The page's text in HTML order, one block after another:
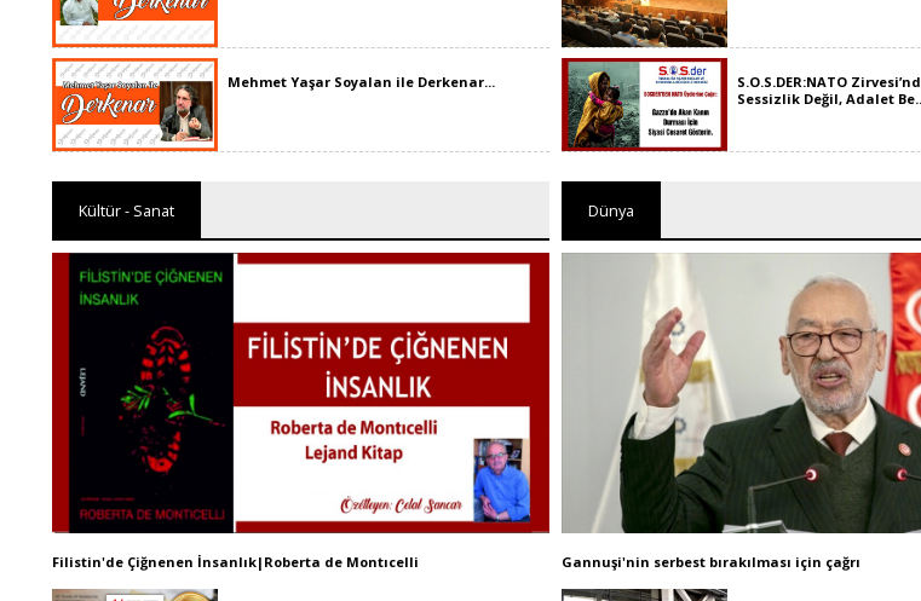
Mehmet Yaşar Soyalan ile Derkenar...
S.O.S.DER:NATO
Sessizlik Değil, Adalet Be..
Kültür - Sanat
Filistin'de Çiğnenen İnsanlık|Roberta de Montıcelli
Dünya
Gannuşi'nin serbest bırakılması için çağrı